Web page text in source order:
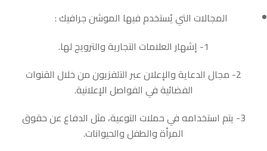
المجالات التي يُستخدم فيها الموشن جرافيك :
1- إشهار العلامات التجارية والترويج لها.
2- مجال الدعاية والإعلان عبر التلفزيون من خلال القنوات
الفضائية في الفواصل الإعلانية.
3- يتم استخدامه في حملات التوعية، مثل الدفاع عن حقوق
المرأة والطفل والحيوانات.